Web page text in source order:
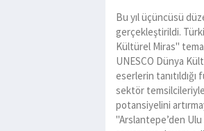
Bu yıl üçüncüsü
gerçekleştirildi.
Kültürel Miras"
UNESCO Dünya
eserlerin
sektör
potansiyelini
"Arslantepe’den